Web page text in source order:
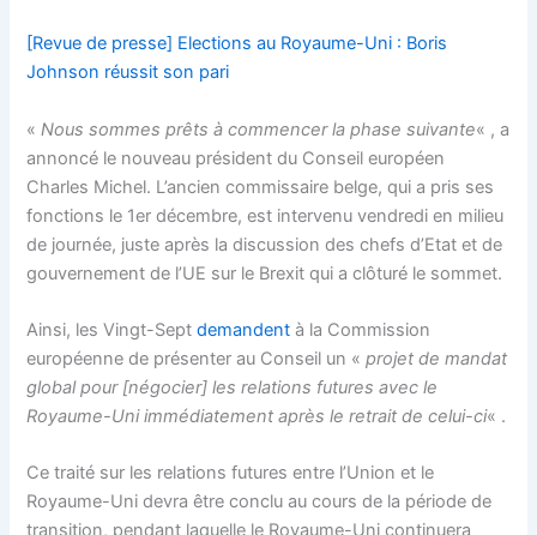
[Revue de presse] Elections au Royaume-Uni : Boris
Johnson réussit son pari
«Nous sommes prêts à commencer la phase suivante« , a
annoncé le nouveau président du Conseil européen
Charles Michel. L’ancien commissaire belge, qui a pris ses
fonctions le 1er décembre, est intervenu vendredi en milieu
de journée, juste après la discussion des chefs d’Etat et de
gouvernement de l’UE sur le Brexit qui a clôturé le sommet.
Ainsi, les Vingt-Septdemandent à la Commission
européenne de présenter au Conseil un «projet de mandat
global pour [négocier] les relations futures avec le
Royaume-Uni immédiatement après le retrait de celui-ci« .
Ce traité sur les relations futures entre l’Union et le
Royaume-Uni devra être conclu au cours de la période de